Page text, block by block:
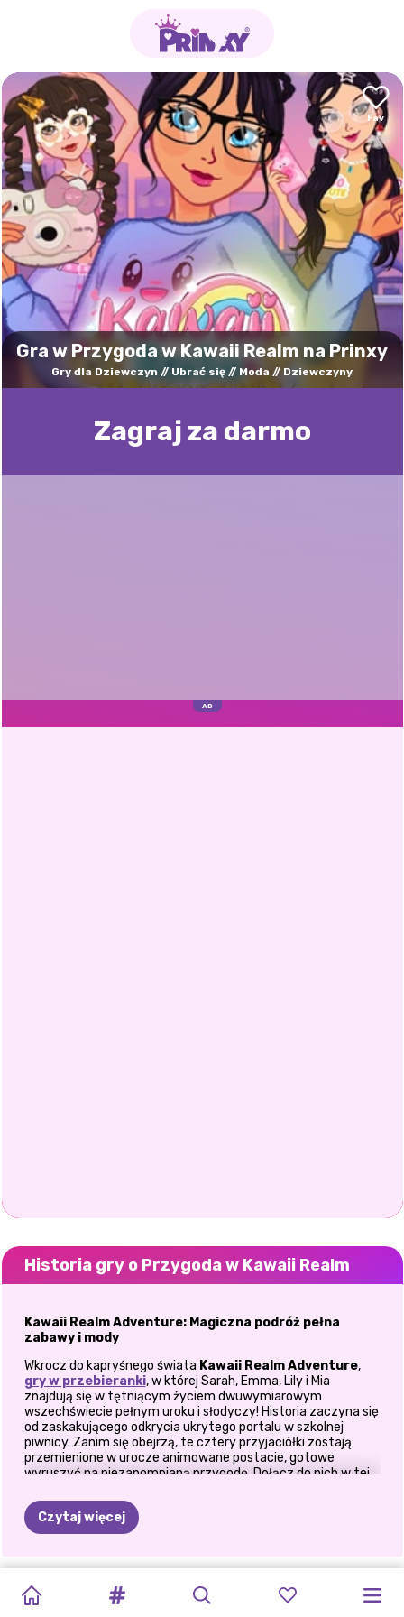
Gra w Przygoda w Kawaii Realm na Prinxy
Gry dla Dziewczyn Ubrać się Moda Dziewczyny
Zagraj za darmo
Historia gry o Przygoda w Kawaii Realm
Kawaii Realm Adventure: Magiczna podróż pełna
zabawy i mody
Wkrocz do kapryśnego świata Kawaii Realm Adventure,
gry w przebieranki, w której Sarah, Emma, Lily i Mia
znajdują się w tętniącym życiem dwuwymiarowym
wszechświecie pełnym uroku i słodyczy! Historia zaczyna się
od zaskakującego odkrycia ukrytego portalu w szkolnej
piwnicy. Zanim się obejrzą, te cztery przyjaciółki zostają
przemienione w urocze animowane postacie, gotowe
wyruszyć na niezapomnianą przygodę. Dołącz do nich w tej
Magiczna transformacja
pastelowych odcieni, błyszczącego nieba i nieograniczonych
możliwości wyrażania siebie poprzez modę i makijaż. Ich
Czytaj więcej
ZNISZCZYŁA
MAHJONGA
PASTEL
UBIERANKI
ŚWIĄTECZNE
CHIRURGICZNY
ZAKUPÓW
WARSZTAT
ŚWIĘTEGO
KROPKOWANA
DZIEWCZYNA
COSPLAY
TWÓRCA
ELLIE